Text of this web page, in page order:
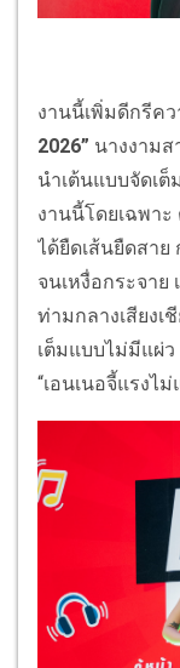
งานนี้เพิ่มดีกรีค
2026” นางงามส
นำเต้นแบบจัดเ
งานนี้โดยเฉพา
ได้ยืดเส้นยืดสาย
จนเหงื่อกระจาย
ท่ามกลางเสียงเ
เต็มแบบไม่มีแผ่
“เอนเนอจี้แรงไม่